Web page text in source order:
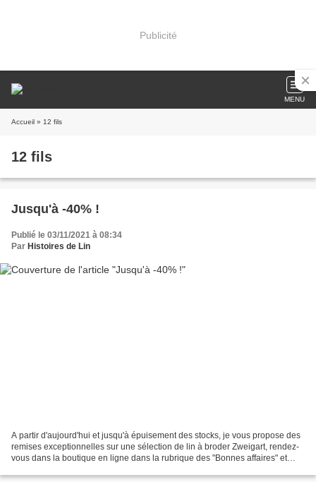
Publicité
MENU
Accueil » 12 fils
12 fils
Jusqu'à -40% !
Publié le 03/11/2021 à 08:34
Par Histoires de Lin
A partir d'aujourd'hui et jusqu'à épuisement des stocks, je vous propose des
remises exceptionnelles sur une sélection de lin à broder Zweigart, rendez-
vous dans la boutique en ligne dans la rubrique des "Bonnes affaires" et